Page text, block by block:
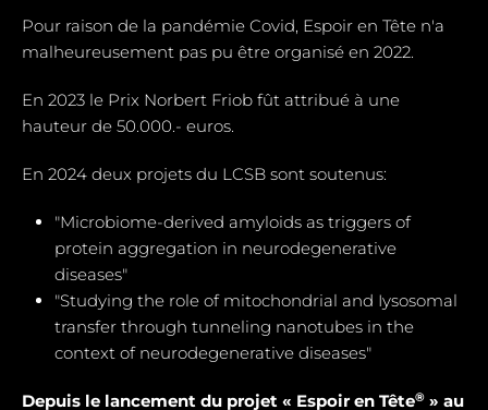
Pour raison de la pandémie Covid, Espoir en Tête n'a
malheureusement pas pu être organisé en 2022.
En 2023 le Prix Norbert Friob fût attribué à une
hauteur de 50.000.- euros.
En 2024 deux projets du LCSB sont soutenus:
"Microbiome-derived amyloids as triggers of
protein aggregation in neurodegenerative
diseases"
"Studying the role of mitochondrial and Iysosomal
transfer through tunneling nanotubes in the
context of neurodegenerative diseases"
Depuis le lancement du projet « Espoir en Tête® » au